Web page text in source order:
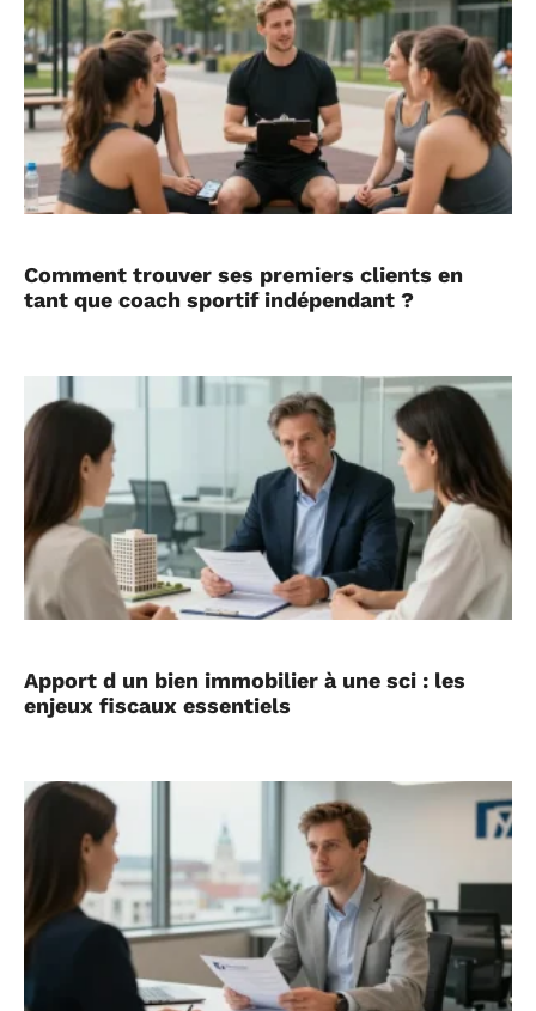
Comment trouver ses premiers clients en
tant que coach sportif indépendant ?
Apport d un bien immobilier à une sci : les
enjeux fiscaux essentiels